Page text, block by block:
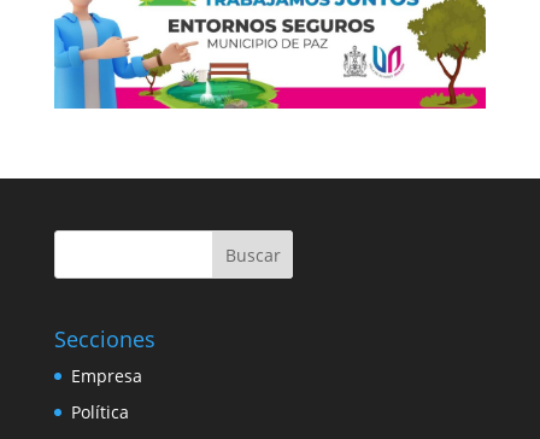
Buscar
Secciones
Empresa
Política